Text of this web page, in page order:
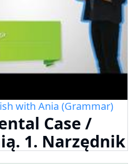
with Ania (Grammar)
Case /
1. Narzędnik